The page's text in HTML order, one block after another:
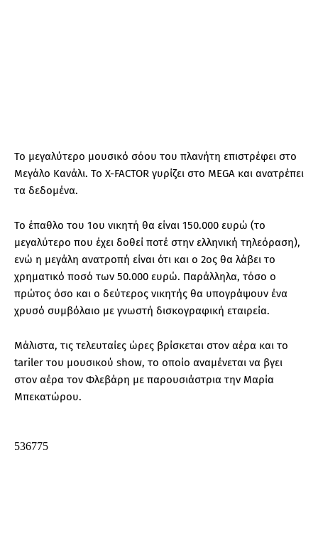
Το μεγαλύτερο μουσικό σόου του πλανήτη επιστρέφει στο
Μεγάλο Κανάλι. Το X-FACTOR γυρίζει στο MEGA και ανατρέπει
τα δεδομένα.
Το έπαθλο του 1ου νικητή θα είναι 150.000 ευρώ (το
μεγαλύτερο που έχει δοθεί ποτέ στην ελληνική τηλεόραση),
ενώ η μεγάλη ανατροπή είναι ότι και ο 2ος θα λάβει το
χρηματικό ποσό των 50.000 ευρώ. Παράλληλα, τόσο ο
πρώτος όσο και ο δεύτερος νικητής θα υπογράψουν ένα
χρυσό συμβόλαιο με γνωστή δισκογραφική εταιρεία.
Μάλιστα, τις τελευταίες ώρες βρίσκεται στον αέρα και το
tariler του μουσικού show, το οποίο αναμένεται να βγει
στον αέρα τον Φλεβάρη με παρουσιάστρια την Μαρία
Μπεκατώρου.